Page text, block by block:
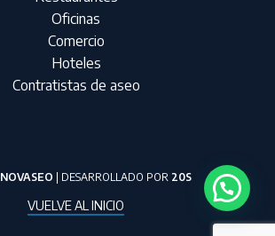
Oficinas
Comercio
Hoteles
Contratistas de aseo
NOVASEO | DESARROLLADO POR 20S
VUELVE AL INICIO